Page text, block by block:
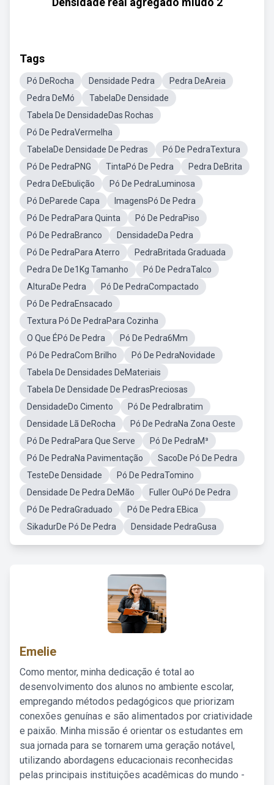
Tags
Pó DeRocha Densidade Pedra
Pedra DeAreia
Pedra DeMó
TabelaDe Densidade
Tabela De DensidadeDas Rochas
Pó De PedraVermelha
TabelaDe Densidade De Pedras
Pó De PedraTextura
Pó De PedraPNG
TintaPó De Pedra
Pedra DeBrita
Pedra DeEbulição
Pó De PedraLuminosa
Pó DeParede Capa
ImagensPó De Pedra
Pó De PedraPara Quinta
Pó De PedraPiso
Pó De PedraBranco
DensidadeDa Pedra
Pó De PedraPara Aterro
PedraBritada Graduada
Pedra De De1Kg Tamanho
Pó De PedraTalco
AlturaDe Pedra
Pó De PedraCompactado
Pó De PedraEnsacado
Textura Pó De PedraPara Cozinha
O Que ÉPó De Pedra
Pó De Pedra6Mm
Pó De PedraCom Brilho
Pó De PedraNovidade
Tabela De Densidades DeMateriais
Tabela De Densidade De PedrasPreciosas
DensidadeDo Cimento
Pó De PedraIbratim
Densidade Lã DeRocha
Pó De PedraNa Zona Oeste
Pó De PedraPara Que Serve
Pó De PedraM³
Pó De PedraNa Pavimentação
SacoDe Pó De Pedra
TesteDe Densidade
Pó De PedraTomino
Densidade De Pedra DeMão
Fuller OuPó De Pedra
Pó De PedraGraduado
Pó De Pedra EBica
SikadurDe Pó De Pedra
Densidade PedraGusa
Emelie
Como mentor, minha dedicação é total ao
desenvolvimento dos alunos no ambiente escolar,
empregando métodos pedagógicos que priorizam
conexões genuínas e são alimentados por criatividade
e paixão. Minha missão é orientar os estudantes em
sua jornada para se tornarem uma geração notável,
utilizando abordagens educacionais reconhecidas
pelas principais instituições acadêmicas do mundo -